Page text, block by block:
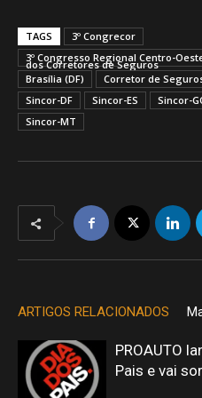
TAGS
3º Congrecor
3º Congresso Regional Centro-
dos Corretores de Seguros
Brasília (DF)
Corretor de
Sincor-DF
Sincor-ES Sincor-
Sincor-MT
ARTIGOS RELACIONADOS
PROAUTO
Pais e vai